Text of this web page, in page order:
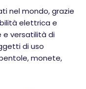
nel mondo, grazie
elettrica e
e versatilità di
di uso
monete,